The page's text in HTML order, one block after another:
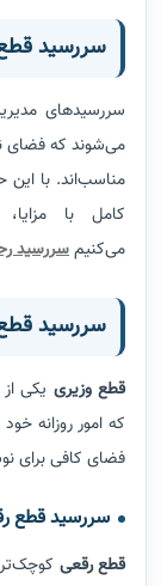
سررسید
می‌شوند که فضای
مناسب‌اند. با این
کامل با
می‌کنیمسررسید
سررسید
قطع وزیری
که امور روزانه
فضای کافی برای
سررسید قطع
قطع رقعی